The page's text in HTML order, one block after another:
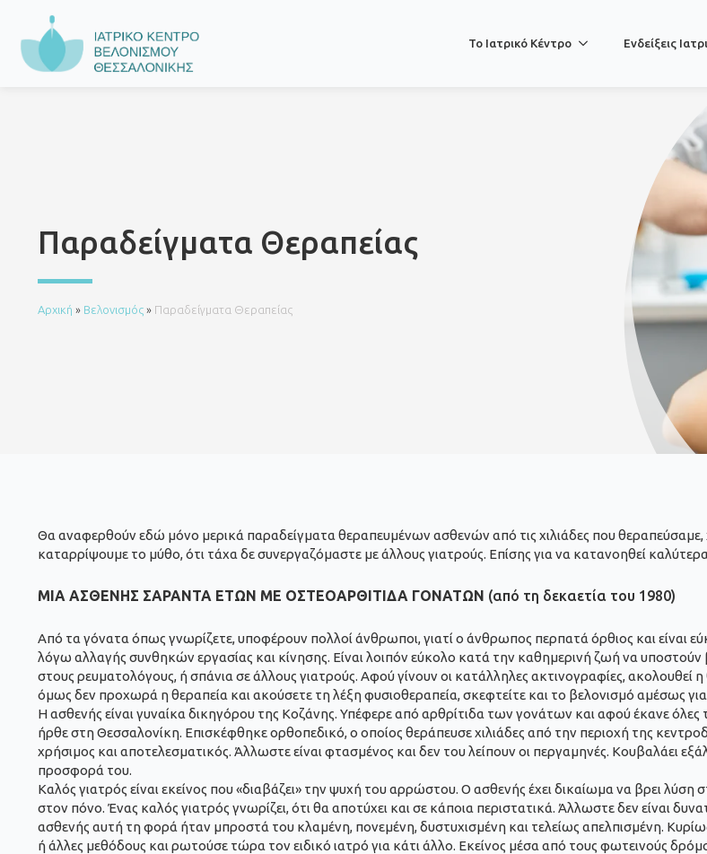
Το Ιατρικό Κέντρο Ενδείξεις
Παραδείγματα Θεραπείας
Αρχική » Βελονισμός » Παραδείγματα Θεραπείας
Θα αναφερθούν εδώ μόνο μερικά παραδείγματα θεραπευμένων ασθενών από τις χιλιάδες που
καταρρίψουμε το μύθο, ότι τάχα δε συνεργαζόμαστε με άλλους γιατρούς. Επίσης για να κατανοηθεί
ΜΙΑ ΑΣΘΕΝΗΣ ΣΑΡΑΝΤΑ ΕΤΩΝ ΜΕ ΟΣΤΕΟΑΡΘΙΤΙΔΑ ΓΟΝΑΤΩΝ (από τη δεκαετία του 1980)
Από τα γόνατα όπως γνωρίζετε, υποφέρουν πολλοί άνθρωποι, γιατί ο άνθρωπος περπατά όρθιος και είναι
λόγω αλλαγής συνθηκών εργασίας και κίνησης. Είναι λοιπόν εύκολο κατά την καθημερινή ζωή να υποστούν
στους ρευματολόγους, ή σπάνια σε άλλους γιατρούς. Αφού γίνουν οι κατάλληλες ακτινογραφίες, ακολουθεί
όμως δεν προχωρά η θεραπεία και ακούσετε τη λέξη φυσιοθεραπεία, σκεφτείτε και το βελονισμό αμέσως
Η ασθενής είναι γυναίκα δικηγόρου της Κοζάνης. Υπέφερε από αρθρίτιδα των γονάτων και αφού έκανε όλες
ήρθε στη Θεσσαλονίκη. Επισκέφθηκε ορθοπεδικό, ο οποίος θεράπευσε χιλιάδες από την περιοχή της
χρήσιμος και αποτελεσματικός. Άλλωστε είναι φτασμένος και δεν του λείπουν οι περγαμηνές. Κουβαλάει
προσφορά του.
Καλός γιατρός είναι εκείνος που «διαβάζει» την ψυχή του αρρώστου. Ο ασθενής έχει δικαίωμα να βρει
στον πόνο. Ένας καλός γιατρός γνωρίζει, ότι θα αποτύχει και σε κάποια περιστατικά. Άλλωστε δεν είναι
ασθενής αυτή τη φορά ήταν μπροστά του κλαμένη, πονεμένη, δυστυχισμένη και τελείως απελπισμένη.
ή άλλες μεθόδους και ρωτούσε τώρα τον ειδικό ιατρό για κάτι άλλο. Εκείνος μέσα από τους φωτεινούς